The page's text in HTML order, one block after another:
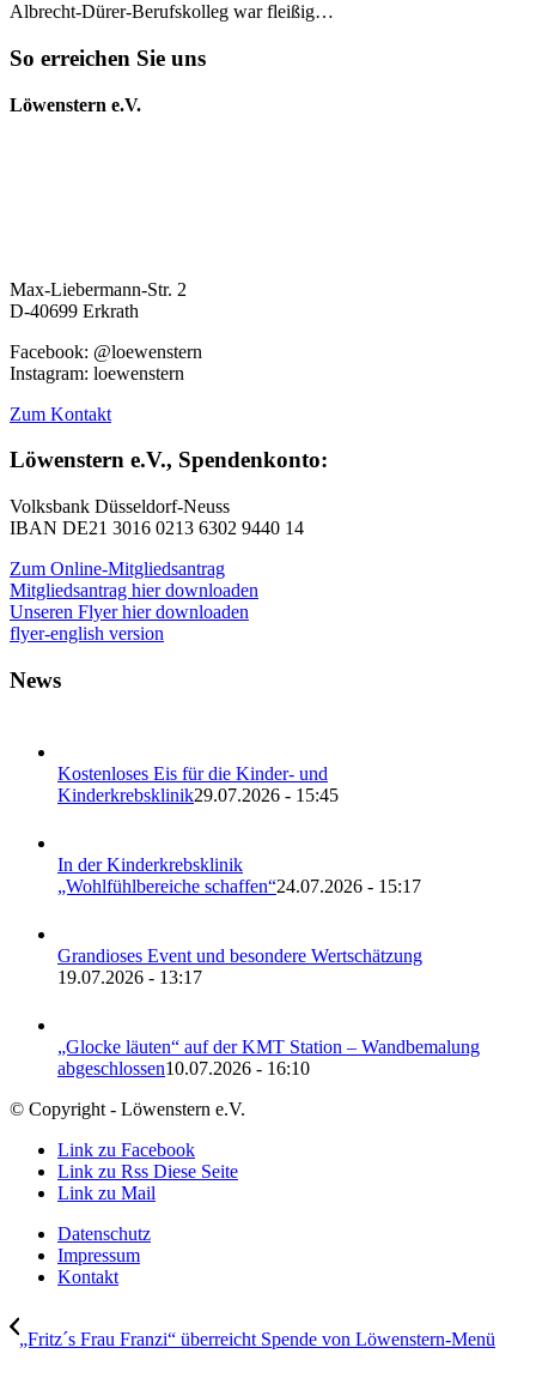
Albrecht-Dürer-Berufskolleg war fleißig…
So erreichen Sie uns
Löwenstern e.V.
Max-Liebermann-Str. 2
D-40699 Erkrath
Facebook: @loewenstern
Instagram: loewenstern
Zum Kontakt
Löwenstern e.V., Spendenkonto:
Volksbank Düsseldorf-Neuss
IBAN DE21 3016 0213 6302 9440 14
Zum Online-Mitgliedsantrag
Mitgliedsantrag hier downloaden
Unseren Flyer hier downloaden
flyer-english version
News
Kostenloses Eis für die Kinder- und
Kinderkrebsklinik29.07.2026 - 15:45
In der Kinderkrebsklinik
„Wohlfühlbereiche schaffen“24.07.2026 - 15:17
Grandioses Event und besondere Wertschätzung
19.07.2026 - 13:17
„Glocke läuten“ auf der KMT Station – Wandbemalung
abgeschlossen10.07.2026 - 16:10
© Copyright - Löwenstern e.V.
Link zu Facebook
Link zu Rss Diese Seite
Link zu Mail
Datenschutz
Impressum
Kontakt
„Fritz´s Frau Franzi“ überreicht Spende von Löwenstern-Menü